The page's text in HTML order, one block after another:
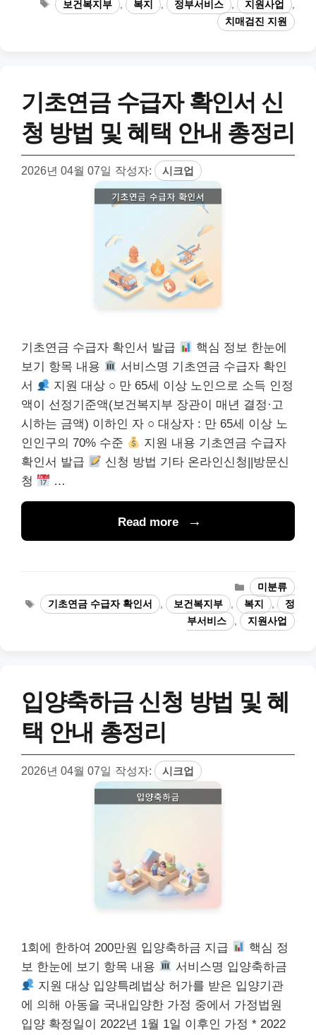
고
리
태
그
보건복지부 복지 정부서비스 지원사업
치매검진 지원
기초연금 수급자 확인서 신
청 방법 및 혜택 안내 총정리
2026년 04월 07일 작성자: 시크업
기초연금 수급자 확인서 발급
핵심 정보 한눈에
보기 항목 내용
서비스명 기초연금 수급자 확인
서
지원 대상 ○ 만 65세 이상 노인으로 소득 인정
액이 선정기준액(보건복지부 장관이 매년 결정·고
시하는 금액) 이하인 자 ○ 대상자 : 만 65세 이상 노
인인구의 70% 수준
지원 내용 기초연금 수급자
확인서 발급
신청 방법 기타 온라인신청||방문신
청
…
Read more
카
테
고
리
미분류
태
그
기초연금 수급자 확인서 , 보건복지부 , 복지 ,
정
부서비스
, 지원사업
입양축하금 신청 방법 및 혜
택 안내 총정리
2026년 04월 07일 작성자: 시크업
1회에 한하여 200만원 입양축하금 지급
핵심 정
보 한눈에 보기 항목 내용
서비스명 입양축하금
지원 대상 입양특례법상 허가를 받은 입양기관
에 의해 아동을 국내입양한 가정 중에서 가정법원
입양 확정일이 2022년 1월 1일 이후인 가정 * 2022